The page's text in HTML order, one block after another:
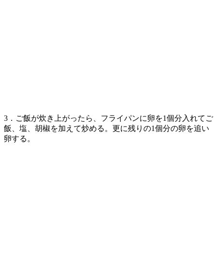
3．ご飯が炊き上がったら、フライパンに卵を1個分入れてご
飯、塩、胡椒を加えて炒める。更に残りの1個分の卵を追い
卵する。